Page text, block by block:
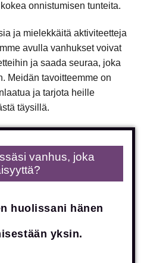
onnistumisen tunteita.
ja mielekkäitä aktiviteetteja
avulla vanhukset voivat
ja saada seuraa, joka
Meidän tavoitteemme on
ja tarjota heille
täysillä.
vanhus, joka
huolissani hänen
yksin.